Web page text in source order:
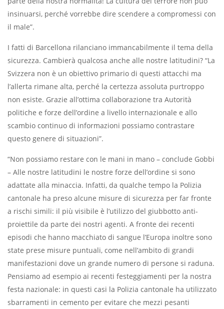
insinuarsi, perché vorrebbe dire scendere a compromessi con
il male”.
I fatti di Barcellona rilanciano immancabilmente il tema della
sicurezza. Cambierà qualcosa anche alle nostre latitudini? “La
Svizzera non è un obiettivo primario di questi attacchi ma
l’allerta rimane alta, perché la certezza assoluta purtroppo
non esiste. Grazie all’ottima collaborazione tra Autorità
politiche e forze dell’ordine a livello internazionale e allo
scambio continuo di informazioni possiamo contrastare
questo genere di situazioni”.
“Non possiamo restare con le mani in mano – conclude Gobbi
– Alle nostre latitudini le nostre forze dell’ordine si sono
adattate alla minaccia. Infatti, da qualche tempo la Polizia
cantonale ha preso alcune misure di sicurezza per far fronte
a rischi simili: il più visibile è l’utilizzo del giubbotto anti-
proiettile da parte dei nostri agenti. A fronte dei recenti
episodi che hanno macchiato di sangue l’Europa inoltre sono
state prese misure puntuali, come nell’ambito di grandi
manifestazioni dove un grande numero di persone si raduna.
Pensiamo ad esempio ai recenti festeggiamenti per la nostra
festa nazionale: in questi casi la Polizia cantonale ha utilizzato
sbarramenti in cemento per evitare che mezzi pesanti